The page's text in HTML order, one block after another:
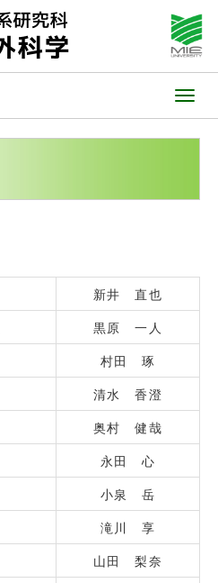
メ
ニ
ュ
新井 直也
黒原 一人
村田 琢
清水 香澄
奥村 健哉
永田 心
小泉 岳
滝川 享
山田 梨奈